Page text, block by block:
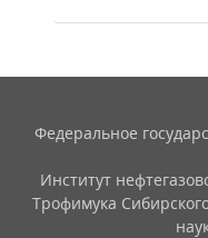
Федеральное
Институт
Трофимука